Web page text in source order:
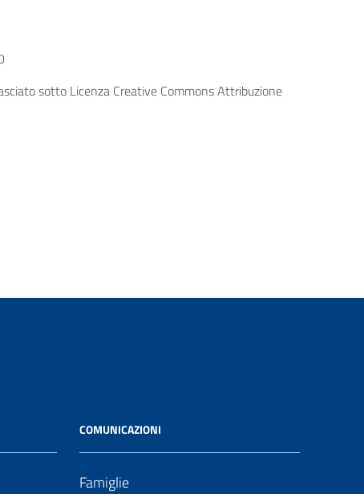
sotto Licenza Creative Commons Attribuzione
COMUNICAZIONI
Famiglie